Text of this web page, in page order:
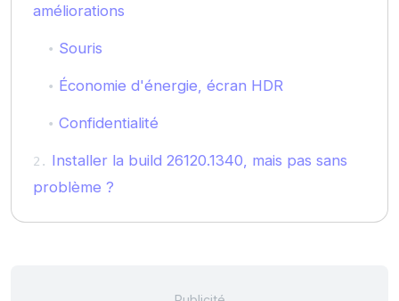
améliorations
Souris
Économie d'énergie, écran HDR
Confidentialité
Installer la build 26120.1340, mais pas sans
problème ?